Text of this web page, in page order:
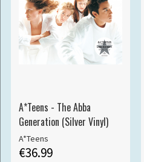
A*Teens - The Abba
Generation (Silver Vinyl)
A*Teens
€36.99